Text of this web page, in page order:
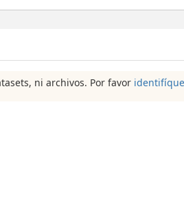
ni archivos. Por favor